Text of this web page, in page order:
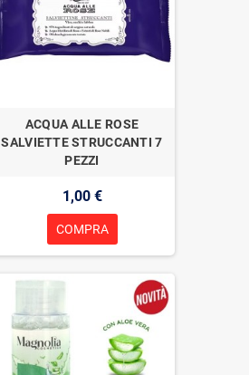
ACQUA ALLE ROSE
SALVIETTE STRUCCANTI 7
PEZZI
1,00 €
COMPRA